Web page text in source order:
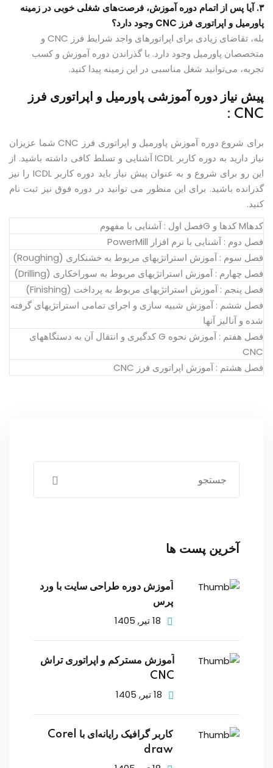
۳. آیا پس از اتمام دوره آموزش، فرصت‌های شغلی خوبی در زمینه
پاورمیل و اپراتوری فرز CNC وجود دارد؟
بله، تقاضای زیادی برای اپراتورهای واجد شرایط فرز CNC و
متخصصان پاورمیل وجود دارد. با گذراندن دوره آموزش و کسب
تجربه، می‌توانید شغل مناسبی در این زمینه پیدا کنید.
پیش نیاز دوره آموزشی پاورمیل و اپراتوری فرز
CNC :
برای شروع دوره آموزش پاورمیل و اپراتوری فرز CNC شما عزیزان
نیاز دارید به دوره کاربر ICDL آشنایی و تسلط کافی داشته باشید. از
این رو برای شروع و به عنوان پیش نیاز باید دوره کاربر ICDL را نیز
گذرانده باشید. برای این منظور می توانید در دوره فوق نیز ثبت نام
کنید.
کدهاM کدها و Gفصل اول : آشنایی با مفهوم
فصل دوم : آشنایی با نرم افزار PowerMill
فصل سوم : آموزش استراتژی­های مربوط به خشن­کاری (Roughing)
فصل چهارم : آموزش استراتژی­های مربوط به سوراخکاری (Drilling)
فصل پنجم : آموزش استراتژی­های مربوط به پرداخت (Finishing)
فصل ششم : آموزش شبیه سازی و اجرای تمامی استراتژی­های گرفته
شده و آنالیز آنها
فصل هفتم : آموزش نحوه G کدگیری و انتقال آن به دستگاه­های
CNC
فصل هشتم : آموزش اپراتوری فرز CNC
آخرین پست ها
آموزش دوره طراحی سایت با ورد
پرس
18 تیر, 1405
آموزش مسترکم و اپراتوری تراش
CNC
18 تیر, 1405
کاربر گرافیک رایانه‌ای با Corel
draw